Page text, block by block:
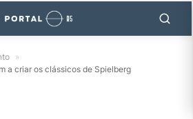
»
a criar os clássicos de Spielberg